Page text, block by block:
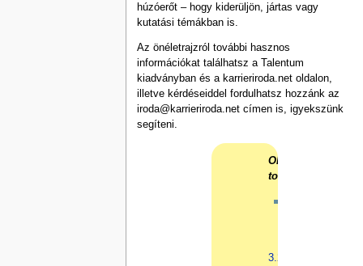
húzóerőt – hogy kiderüljön, jártas vagy
kutatási témákban is.
Az önéletrajzról további hasznos
információkat találhatsz a Talentum
kiadványban és a karrieriroda.net oldalon,
illetve kérdéseiddel fordulhatsz hozzánk az
iroda@karrieriroda.net címen is, igyekszünk
segíteni.
Olvasd
tovább!
3.2.